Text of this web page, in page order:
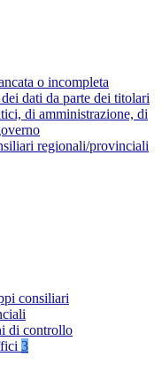
o incompleta
dati da parte dei titolari
di amministrazione, di
regionali/provinciali
consiliari
di controllo
3